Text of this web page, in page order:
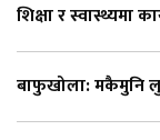
शिक्षा र
बाफुखोला: मकैमुनि